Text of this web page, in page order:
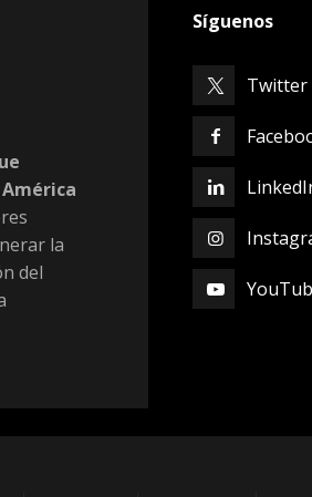
la
del
Síguenos
Twitter